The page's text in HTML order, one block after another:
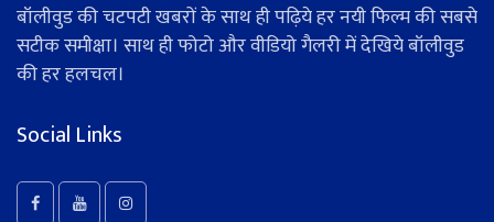
बॉलीवुड की चटपटी खबरों के साथ ही पढ़िये हर नयी फिल्म की सबसे
सटीक समीक्षा। साथ ही फोटो और वीडियो गैलरी में देखिये बॉलीवुड
की हर हलचल।
Social Links